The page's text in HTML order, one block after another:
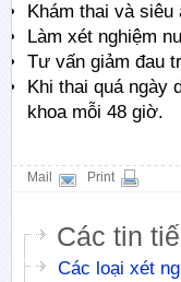
Khám thai và siêu
Làm xét nghiệm
Tư vấn giảm đau
Khi thai quá ngày
khoa mỗi 48 giờ.
Mail Print
Các tin
Các loại xét